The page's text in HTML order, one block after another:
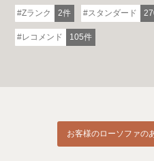
Zランク 2件 スタンダード
レコメンド 105件
お客様のローソファの